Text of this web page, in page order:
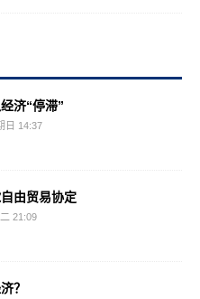
济“停滞”
日 14:37
由贸易协定
21:09
？